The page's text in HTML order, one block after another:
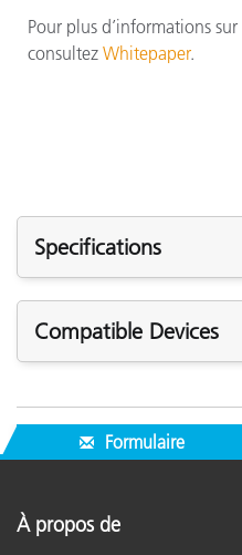
Pour plus d’informations
consultez Whitepaper.
Specifications
Specifications
Compatible Devices
Les instruments X-Rite
bague de support de 1.5
eXact 2 Series
Formulaire
À propos de